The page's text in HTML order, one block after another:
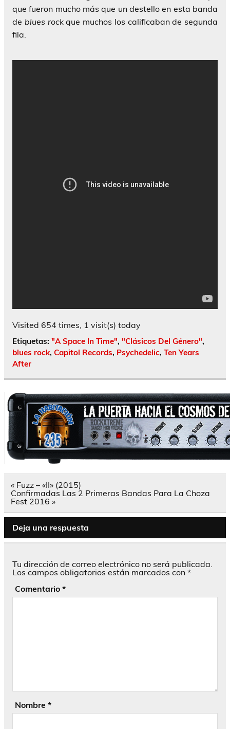
que fueron mucho más que un destello en esta banda
de blues rockque muchos los calificaban de segunda
fila.
Visited 654 times, 1 visit(s) today
Etiquetas: "A Space In Time", "Clásicos Del Género",
blues rock, Capitol Records, Psychedelic, Ten Years
After
Navegación
de
entradas
« Fuzz – «II» (2015)
Confirmadas Las 2 Primeras Bandas Para La Choza
Fest 2016 »
Deja una respuesta
Tu dirección de correo electrónico no será publicada.
Los campos obligatorios están marcados con *
Comentario *
Nombre *